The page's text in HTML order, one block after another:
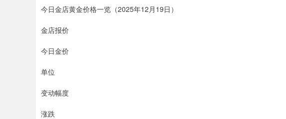
今日金店黄金价格一览（2025年12月19日）
金店报价
今日金价
单位
变动幅度
涨跌